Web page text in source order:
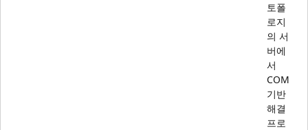
토폴
로지
의 서
버에
서
COM
기반
해결
프로